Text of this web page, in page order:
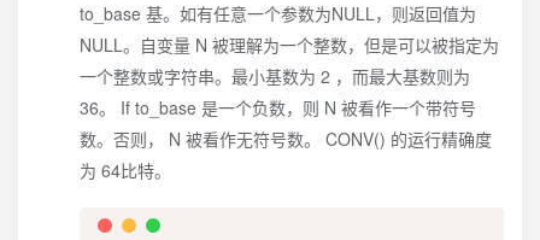
to_base 基。如有任意一个参数为NULL，则返回值为
NULL。自变量 N 被理解为一个整数，但是可以被指定为
一个整数或字符串。最小基数为 2 ，而最大基数则为
36。 If to_base 是一个负数，则 N 被看作一个带符号
数。否则， N 被看作无符号数。 CONV() 的运行精确度
为 64比特。